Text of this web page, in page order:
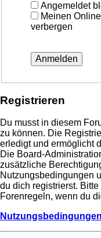
Angemeldet
Meinen
verbergen
Registrieren
Du musst in diesem
zu können. Die
erledigt und ermöglicht
Die Board-
zusätzliche
Nutzungsbedingungen
du dich registrierst.
Forenregeln, wenn du
Nutzungsbedingungen